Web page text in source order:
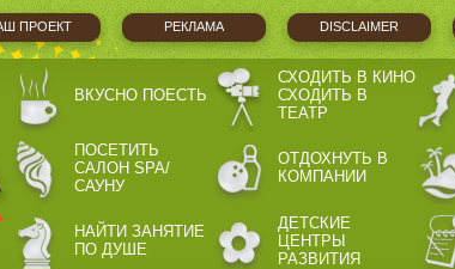
ПРОЕКТ РЕКЛАМА DISCLAIMER
ВКУСНО ПОЕСТЬ
СХОДИТЬ В КИНО
СХОДИТЬ В
ТЕАТР
ПОСЕТИТЬ
САЛОН SPA/
САУНУ
ОТДОХНУТЬ В
КОМПАНИИ
НАЙТИ ЗАНЯТИЕ
ПО ДУШЕ
ДЕТСКИЕ
ЦЕНТРЫ
РАЗВИТИЯ